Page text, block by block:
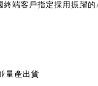
終端客戶指定採用振躍的
量產出貨